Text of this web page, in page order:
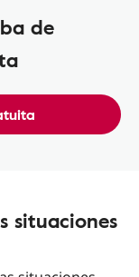
de
situaciones